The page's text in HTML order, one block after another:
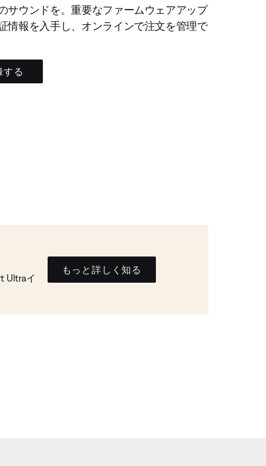
サウンドを。重要なファームウェアアップ
情報を入手し、オンラインで注文を管理で
する
Ultraイ
もっと詳しく知る